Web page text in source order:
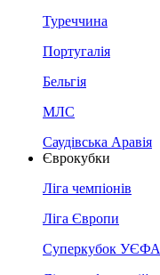
Туреччина
Португалія
Бельгія
МЛС
Саудівська Аравія
Єврокубки
Ліга чемпіонів
Ліга Європи
Суперкубок УЄФА